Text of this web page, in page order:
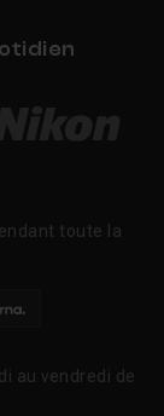
toute la
au vendredi de